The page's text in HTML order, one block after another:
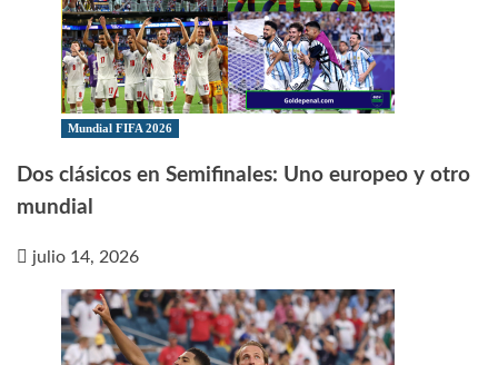
Mundial FIFA 2026
Dos clásicos en Semifinales: Uno europeo y otro
mundial
julio 14, 2026